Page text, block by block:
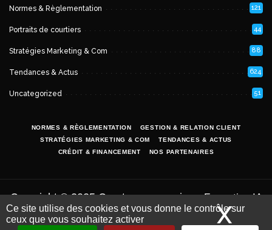
Ce site utilise des cookies et vous donne le contrôle sur
ceux que vous souhaitez activer
X
Normes & Règlementation 121
Portraits de courtiers 44
Stratégies Marketing & Com 88
Tendances & Actus 624
Uncategorized 51
NORMES & RÈGLEMENTATION
GESTION & RELATION CLIENT
STRATÉGIES MARKETING & COM
TENDANCES & ACTUS
CRÉDIT & FINANCEMENT
NOS PARTENAIRES
Copyright © 2025 Courtage-magazine -Formation IA
et LLM pour les courtierspariSoluce.Mentions